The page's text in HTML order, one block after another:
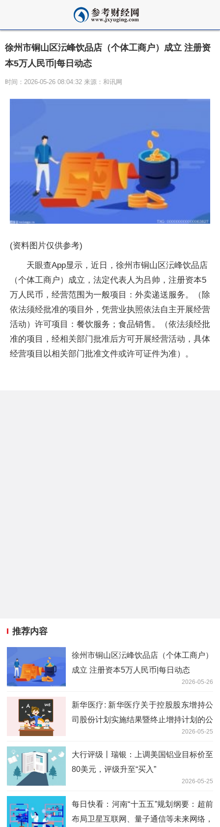
徐州市铜山区沄峰饮品店（个体工商户）成立 注册资
本5万人民币|每日动态
时间：2026-05-26 08:04:32 来源：和讯网
(资料图片仅供参考)
天眼查App显示，近日，徐州市铜山区沄峰饮品店
（个体工商户）成立，法定代表人为吕帅，注册资本5
万人民币，经营范围为一般项目：外卖递送服务。（除
依法须经批准的项目外，凭营业执照依法自主开展经营
活动）许可项目：餐饮服务；食品销售。（依法须经批
准的项目，经相关部门批准后方可开展经营活动，具体
经营项目以相关部门批准文件或许可证件为准）。
推荐内容
徐州市铜山区沄峰饮品店（个体工商户）
成立 注册资本5万人民币|每日动态
2026-05-26
新华医疗: 新华医疗关于控股股东增持公
司股份计划实施结果暨终止增持计划的公
2026-05-25
大行评级丨瑞银：上调美国铝业目标价至
80美元，评级升至“买入”
2026-05-25
每日快看：河南“十五五”规划纲要：超前
布局卫星互联网、量子通信等未来网络，